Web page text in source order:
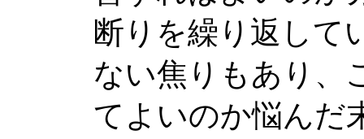
断りを繰り返して
ない焦りもあり、
てよいのか悩んだ